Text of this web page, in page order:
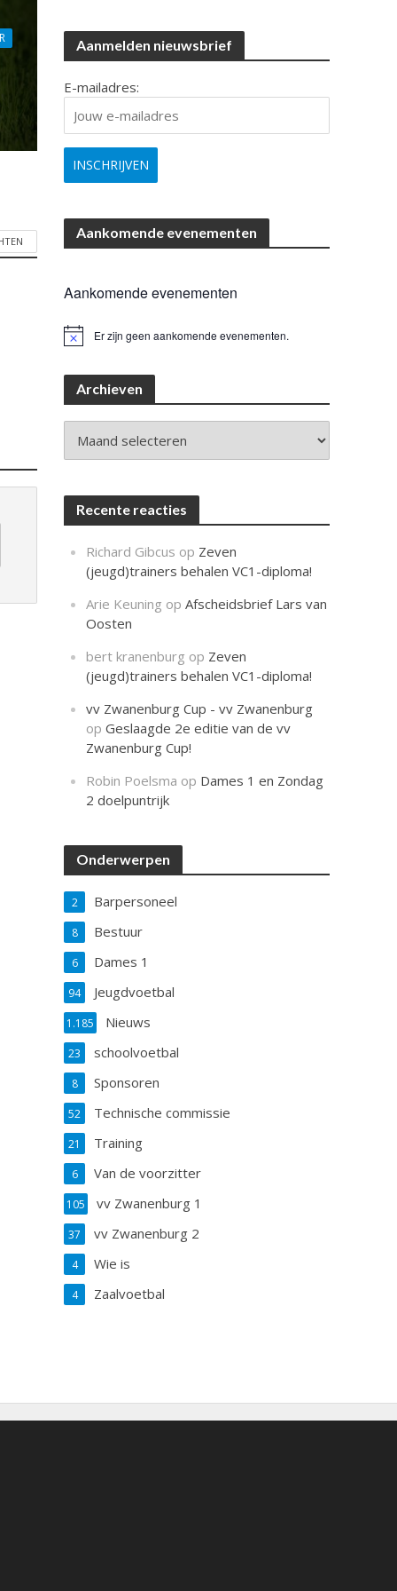
Aanmelden nieuwsbrief
E-mailadres:
Aankomende evenementen
Aankomende evenementen
B
t
Er zijn geen aankomende evenementen.
Archieven
Recente reacties
Richard Gibcus op Zeven
(jeugd)trainers behalen VC1-diploma!
Arie Keuning opAfscheidsbrief Lars van
Oosten
bert kranenburg op Zeven
(jeugd)trainers behalen VC1-diploma!
vv Zwanenburg Cup - vv Zwanenburg
opGeslaagde 2e editie van de vv
Zwanenburg Cup!
Robin Poelsma op Dames 1 en Zondag
2 doelpuntrijk
Onderwerpen
Barpersoneel
2
Bestuur
8
Dames 1
6
Jeugdvoetbal
94
Nieuws
1.185
schoolvoetbal
23
Sponsoren
8
Technische commissie
52
Training
21
Van de voorzitter
6
vv Zwanenburg 1
105
vv Zwanenburg 2
37
Wie is
4
Zaalvoetbal
4